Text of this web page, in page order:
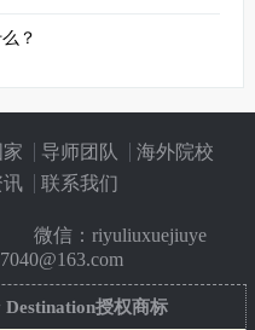
？
导师团队
海外院校
讯 联系我们
微信：riyuliuxuejiuye
Destination授权商标